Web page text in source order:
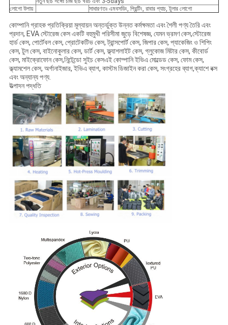
লোগো উপায়
সাধারণতঃ এমবসডিং, প্রিন্টিং, রাবার প্যাচ, টুলার লোগো
কোম্পানি গ্রাহক প্রতিক্রিয়া মূল্যায়ন অন্তর্ভুক্ত উন্নত কর্মক্ষমতা এবং শৈলী পণ্য তৈরি এবং
প্রদান, EVA স্টোরেজ কেস একটি বহুমুখী পরিসীমা জুড়ে বিশেষজ্ঞ, যেমন ভ্রমণ কেস,স্টোরেজ
হার্ড কেস, পোর্টেবল কেস, প্রোটেকটিভ কেস, ট্রান্সপোর্ট কেস, জিপার কেস, প্যাকেজিং ও শিপিং
কেস, টুল কেস, বাইনোকুলার কেস, ডার্ট কেস, ফ্ল্যাশলাইট কেস, গ্লুকোজ মিটার কেস, কীবোর্ড
কেস, মাইক্রোফোন কেস,নিন্টেন্ডো সুইচ কেসএই কোম্পানি ইভিএ মোল্ডেড কেস, ফোম কেস,
ক্ল্যামশেল কেস, অর্গানাইজার, ইভিএ ব্যাগ, কাস্টম ডিজাইন করা কেস, সংগ্রহের ব্যাগ,ক্যাশে বক্স
এবং অন্যান্য পণ্য.
উত্পাদন পদ্ধতি